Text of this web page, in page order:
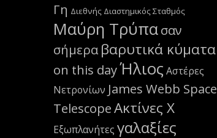
Γη Διεθνής Διαστημικός Σταθμός
Μαύρη Τρύπασαν
σήμερα βαρυτικά κύματα
on this dayΉλιος Αστέρες
Νετρονίων James Webb Space
TelescopeΑκτίνες Χ
Εξωπλανήτες γαλαξίες